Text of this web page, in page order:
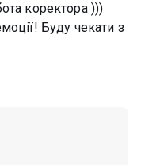
коректора )))
Буду чекати з